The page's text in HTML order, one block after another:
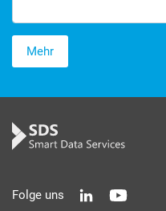
Mehr
Folge uns